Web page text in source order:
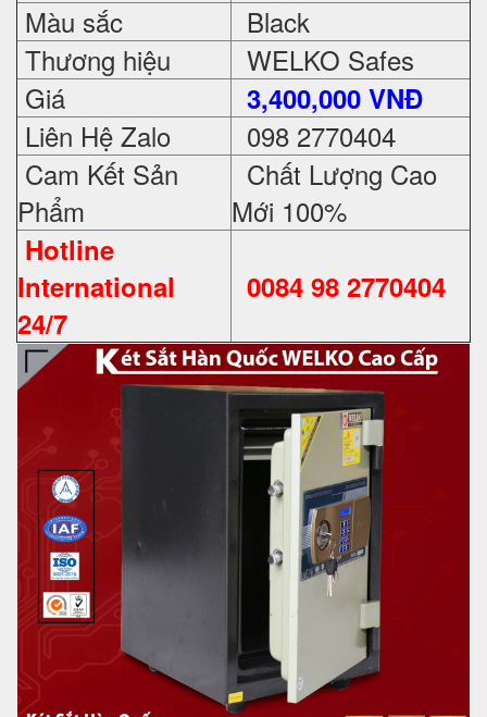
Màu sắc
Black
Thương hiệu
WELKO Safes
Giá
3,400,000 VNĐ
Liên Hệ Zalo
098 2770404
Cam Kết Sản
Phẩm
Chất Lượng Cao
Mới 100%
Hotline
International
24/7
0084 98 2770404